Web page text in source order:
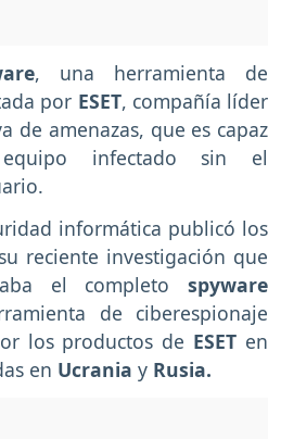
, una herramienta de
por ESET, compañía líder
de amenazas, que es capaz
infectado sin el
informática publicó los
reciente investigación que
el completo spyware
de ciberespionaje
los productos de ESET en
en Ucrania y Rusia.